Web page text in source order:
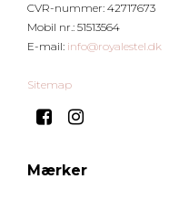
CVR-nummer: 42717673
Mobil nr.: 51513564
E-mail: info@royalestel.dk
Sitemap
Mærker